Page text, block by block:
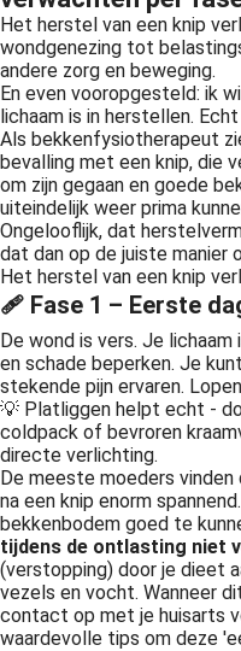
Het herstel van een knip
wondgenezing tot
andere zorg en beweging.
En even vooropgesteld: ik
lichaam is in herstellen.
Als bekkenfysiotherapeut
bevalling met een knip, die
om zijn gegaan en goede
uiteindelijk weer prima
Ongelooflijk, dat
dat dan op de juiste manier
Het herstel van een knip
🩹 Fase 1 – Eerste
De wond is vers. Je
en schade beperken. Je
stekende pijn ervaren.
💡 Platliggen helpt echt -
coldpack of bevroren
directe verlichting.
De meeste moeders
na een knip enorm
bekkenbodem goed te
tijdens de ontlasting niet
(verstopping) door je dieet
vezels en vocht. Wanneer
contact op met je huisarts
waardevolle tips om deze